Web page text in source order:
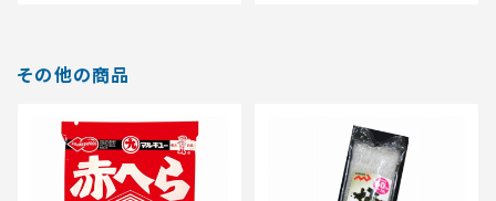
その他の商品